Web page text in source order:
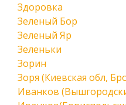
Здоровка
Зеленый Бор
Зеленый Яр
Зеленьки
Зорин
Зоря (Киевская обл,
Иванков